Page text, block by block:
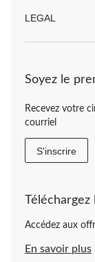
LEGAL
Soyez le
Recevez votre
courriel
S'inscrire
Téléchargez
Accédez aux
En savoir plus